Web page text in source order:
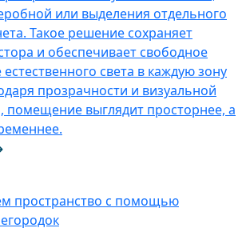
или выделения отдельного
Такое решение сохраняет
и обеспечивает свободное
света в каждую зону
прозрачности и визуальной
помещение выглядит просторнее, а
пространство с помощью